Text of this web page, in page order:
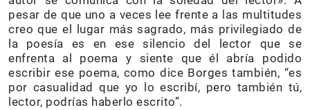
pesar de que uno a veces lee frente a las multitudes
creo que el lugar más sagrado, más privilegiado de
la poesía es en ese silencio del lector que se
enfrenta al poema y siente que él abría podido
escribir ese poema, como dice Borges también, “es
por casualidad que yo lo escribí, pero también tú,
lector, podrías haberlo escrito”.